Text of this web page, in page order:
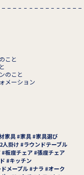
こと
のこと
メーション
家具 家具
家具選び
2人掛け
ラウンドテーブル
板座チェア 張座チェア
キッチン
メープル ナラ
オーク